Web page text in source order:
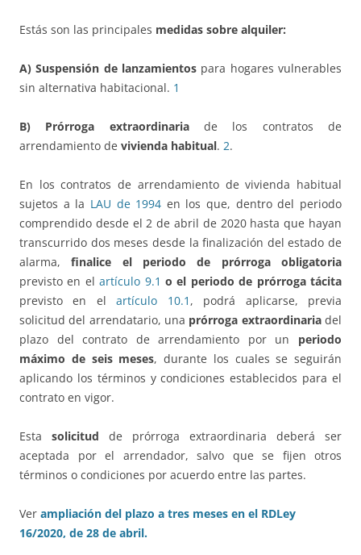
Estás son las principales medidas sobre alquiler:
A) Suspensión de lanzamientos para hogares vulnerables
sin alternativa habitacional. 1
B) Prórroga extraordinariade los contratos de
arrendamiento de vivienda habitual. 2.
En los contratos de arrendamiento de vivienda habitual
sujetos a la LAU de 1994 en los que, dentro del periodo
comprendido desde el 2 de abril de 2020 hasta que hayan
transcurrido dos meses desde la finalización del estado de
alarma,finalice el periodo de prórroga obligatoria
previsto en elartículo 9.1 o el periodo de prórroga tácita
previsto en elartículo 10.1 , podrá aplicarse, previa
solicitud del arrendatario, una prórroga extraordinariadel
plazo del contrato de arrendamiento por un periodo
máximo de seis meses, durante los cuales se seguirán
aplicando los términos y condiciones establecidos para el
contrato en vigor.
Esta solicitud de prórroga extraordinaria deberá ser
aceptada por el arrendador, salvo que se fijen otros
términos o condiciones por acuerdo entre las partes.
Ver ampliación del plazo a tres meses en el RDLey
16/2020, de 28 de abril.